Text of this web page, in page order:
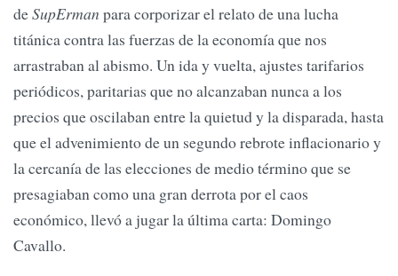
deSupErman para corporizar el relato de una lucha
titánica contra las fuerzas de la economía que nos
arrastraban al abismo. Un ida y vuelta, ajustes tarifarios
periódicos, paritarias que no alcanzaban nunca a los
precios que oscilaban entre la quietud y la disparada, hasta
que el advenimiento de un segundo rebrote inflacionario y
la cercanía de las elecciones de medio término que se
presagiaban como una gran derrota por el caos
económico, llevó a jugar la última carta: Domingo
Cavallo.